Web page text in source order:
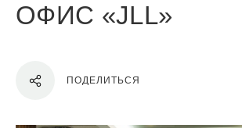
ОФИС «JLL»
ПОДЕЛИТЬСЯ